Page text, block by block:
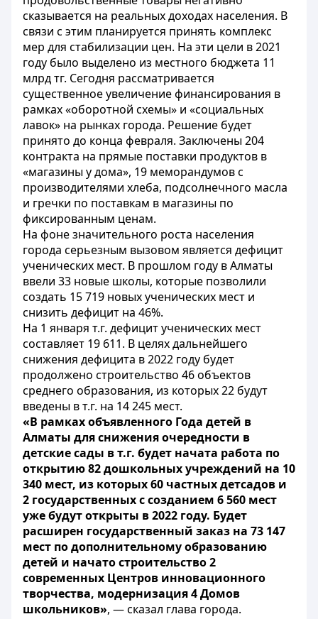
сказывается на реальных доходах населения. В
связи с этим планируется принять комплекс
мер для стабилизации цен. На эти цели в 2021
году было выделено из местного бюджета 11
млрд тг. Сегодня рассматривается
существенное увеличение финансирования в
рамках «оборотной схемы» и «социальных
лавок» на рынках города. Решение будет
принято до конца февраля. Заключены 204
контракта на прямые поставки продуктов в
«магазины у дома», 19 меморандумов с
производителями хлеба, подсолнечного масла
и гречки по поставкам в магазины по
фиксированным ценам.
На фоне значительного роста населения
города серьезным вызовом является дефицит
ученических мест. В прошлом году в Алматы
ввели 33 новые школы, которые позволили
создать 15 719 новых ученических мест и
снизить дефицит на 46%.
На 1 января т.г. дефицит ученических мест
составляет 19 611. В целях дальнейшего
снижения дефицита в 2022 году будет
продолжено строительство 46 объектов
среднего образования, из которых 22 будут
введены в т.г. на 14 245 мест.
«В рамках объявленного Года детей в
Алматы для снижения очередности в
детские сады в т.г. будет начата работа по
открытию 82 дошкольных учреждений на 10
340 мест, из которых 60 частных детсадов и
2 государственных с созданием 6 560 мест
уже будут открыты в 2022 году. Будет
расширен государственный заказ на 73 147
мест по дополнительному образованию
детей и начато строительство 2
современных Центров инновационного
творчества, модернизация 4 Домов
школьников», — сказал глава города.